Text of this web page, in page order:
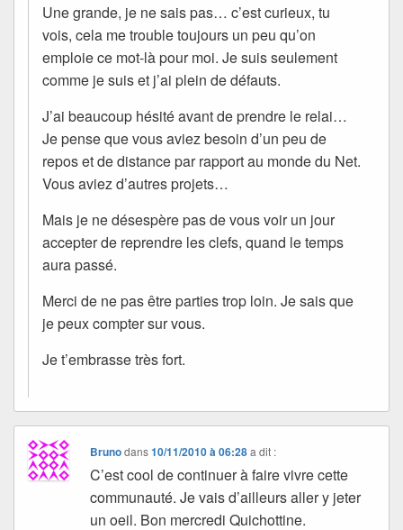
Une grande, je ne sais pas… c’est curieux, tu
vois, cela me trouble toujours un peu qu’on
emploie ce mot-là pour moi. Je suis seulement
comme je suis et j’ai plein de défauts.
J’ai beaucoup hésité avant de prendre le relai…
Je pense que vous aviez besoin d’un peu de
repos et de distance par rapport au monde du Net.
Vous aviez d’autres projets…
Mais je ne désespère pas de vous voir un jour
accepter de reprendre les clefs, quand le temps
aura passé.
Merci de ne pas être parties trop loin. Je sais que
je peux compter sur vous.
Je t’embrasse très fort.
Brunodans10/11/2010 à 06:28 a dit :
C’est cool de continuer à faire vivre cette
communauté. Je vais d’ailleurs aller y jeter
un oeil. Bon mercredi Quichottine.